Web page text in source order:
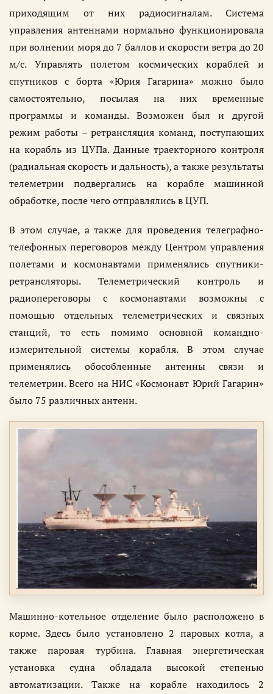
приходящим от них радиосигналам. Система
управления антеннами нормально функционировала
при волнении моря до 7 баллов и скорости ветра до 20
м/с. Управлять полетом космических кораблей и
спутников с борта «Юрия Гагарина» можно было
самостоятельно, посылая на них временные
программы и команды. Возможен был и другой
режим работы – ретрансляция команд, поступающих
на корабль из ЦУПа. Данные траекторного контроля
(радиальная скорость и дальность), а также результаты
телеметрии подвергались на корабле машинной
обработке, после чего отправлялись в ЦУП.
В этом случае, а также для проведения телеграфно-
телефонных переговоров между Центром управления
полетами и космонавтами применялись спутники-
ретрансляторы. Телеметрический контроль и
радиопереговоры с космонавтами возможны с
помощью отдельных телеметрических и связных
станций, то есть помимо основной командно-
измерительной системы корабля. В этом случае
применялись обособленные антенны связи и
телеметрии. Всего на НИС «Космонавт Юрий Гагарин»
было 75 различных антенн.
Машинно-котельное отделение было расположено в
корме. Здесь было установлено 2 паровых котла, а
также паровая турбина. Главная энергетическая
установка судна обладала высокой степенью
автоматизации. Также на корабле находилось 2